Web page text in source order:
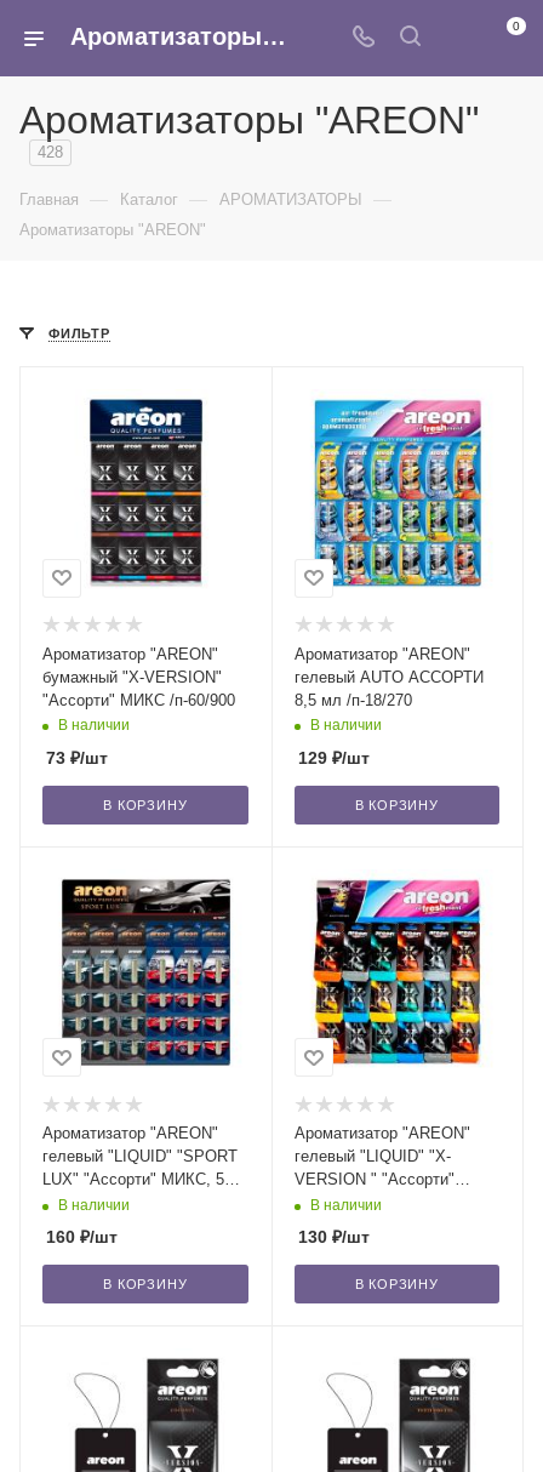
Ароматизаторы AREON - купить в машину оптом в интернет-магазине Армина 0
Ароматизаторы "AREON"
428
Главная — Каталог — АРОМАТИЗАТОРЫ —
Ароматизаторы "AREON"
ФИЛЬТР
Ароматизатор "AREON"
бумажный "X-VERSION"
"Ассорти" МИКС /п-60/900
В наличии
73 ₽/шт
В КОРЗИНУ
Ароматизатор "AREON"
гелевый AUTO АССОРТИ
8,5 мл /п-18/270
В наличии
129₽/шт
В КОРЗИНУ
Ароматизатор "AREON"
гелевый "LIQUID" "SPORT
LUX" "Ассорти" МИКС, 5
мл /п-24/360
В наличии
160 ₽/шт
В КОРЗИНУ
Ароматизатор "AREON"
гелевый "LIQUID" "Х-
VERSION " "Ассорти"
МИКС /п-18/360
В наличии
130₽/шт
В КОРЗИНУ